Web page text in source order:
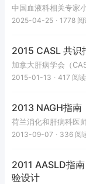
中国血液科相关专家
2025-04-25 · 1778 阅
2015 CASL 共识
加拿大肝病学会（
2015-01-13 · 417 阅读
2013 NAGH指南
荷兰消化和肝病科医
2013-09-07 · 336 阅
2011 AASLD指
验设计